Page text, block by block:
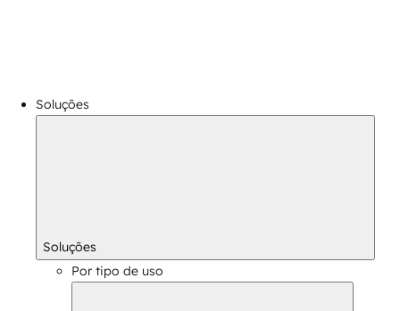
Soluções
Soluções
Por tipo de uso